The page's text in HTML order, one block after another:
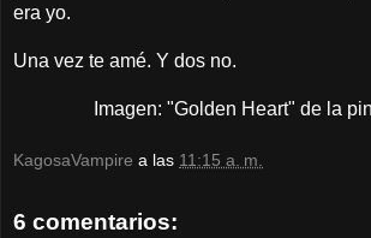
era yo.
Una vez te amé. Y dos no.
Imagen: "Golden Heart" de la
KagosaVampire a las 11:15 a. m.
6 comentarios: